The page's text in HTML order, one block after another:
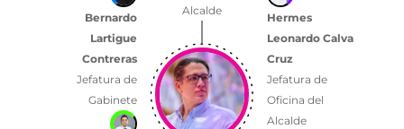
Bernardo
Lartigue
Contreras
Jefatura de
Gabinete
Alcalde
Hermes
Leonardo Calva
Cruz
Jefatura de
Oficina del
Alcalde